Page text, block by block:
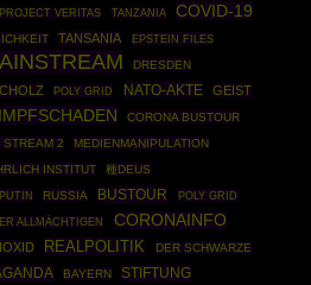
PROJECT VERITAS TANZANIA COVID-19
TANSANIA EPSTEIN FILES
DRESDEN
POLY GRID NATO-AKTE GEIST
IMPFSCHADEN
CORONA BUSTOUR
STREAM 2 MEDIENMANIPULATION
INSTITUT 種DEUS
PUTIN RUSSIA BUSTOUR
POLY GRID
ALLMÄCHTIGEN
CORONAINFO
REALPOLITIK
DER SCHWARZE
BAYERN
STIFTUNG